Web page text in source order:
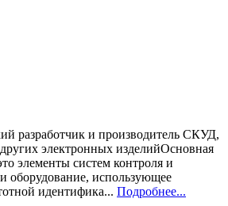
разработчик и производитель СКУД,
электронных изделийОсновная
элементы систем контроля и
оборудование, использующее
идентифика... Подробнее...